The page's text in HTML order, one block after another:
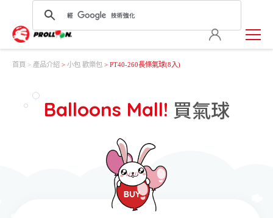
首頁 產品介紹 > 小包 歡樂包 > PT40-260長條氣球(8入)
Balloons Mall! 買氣球